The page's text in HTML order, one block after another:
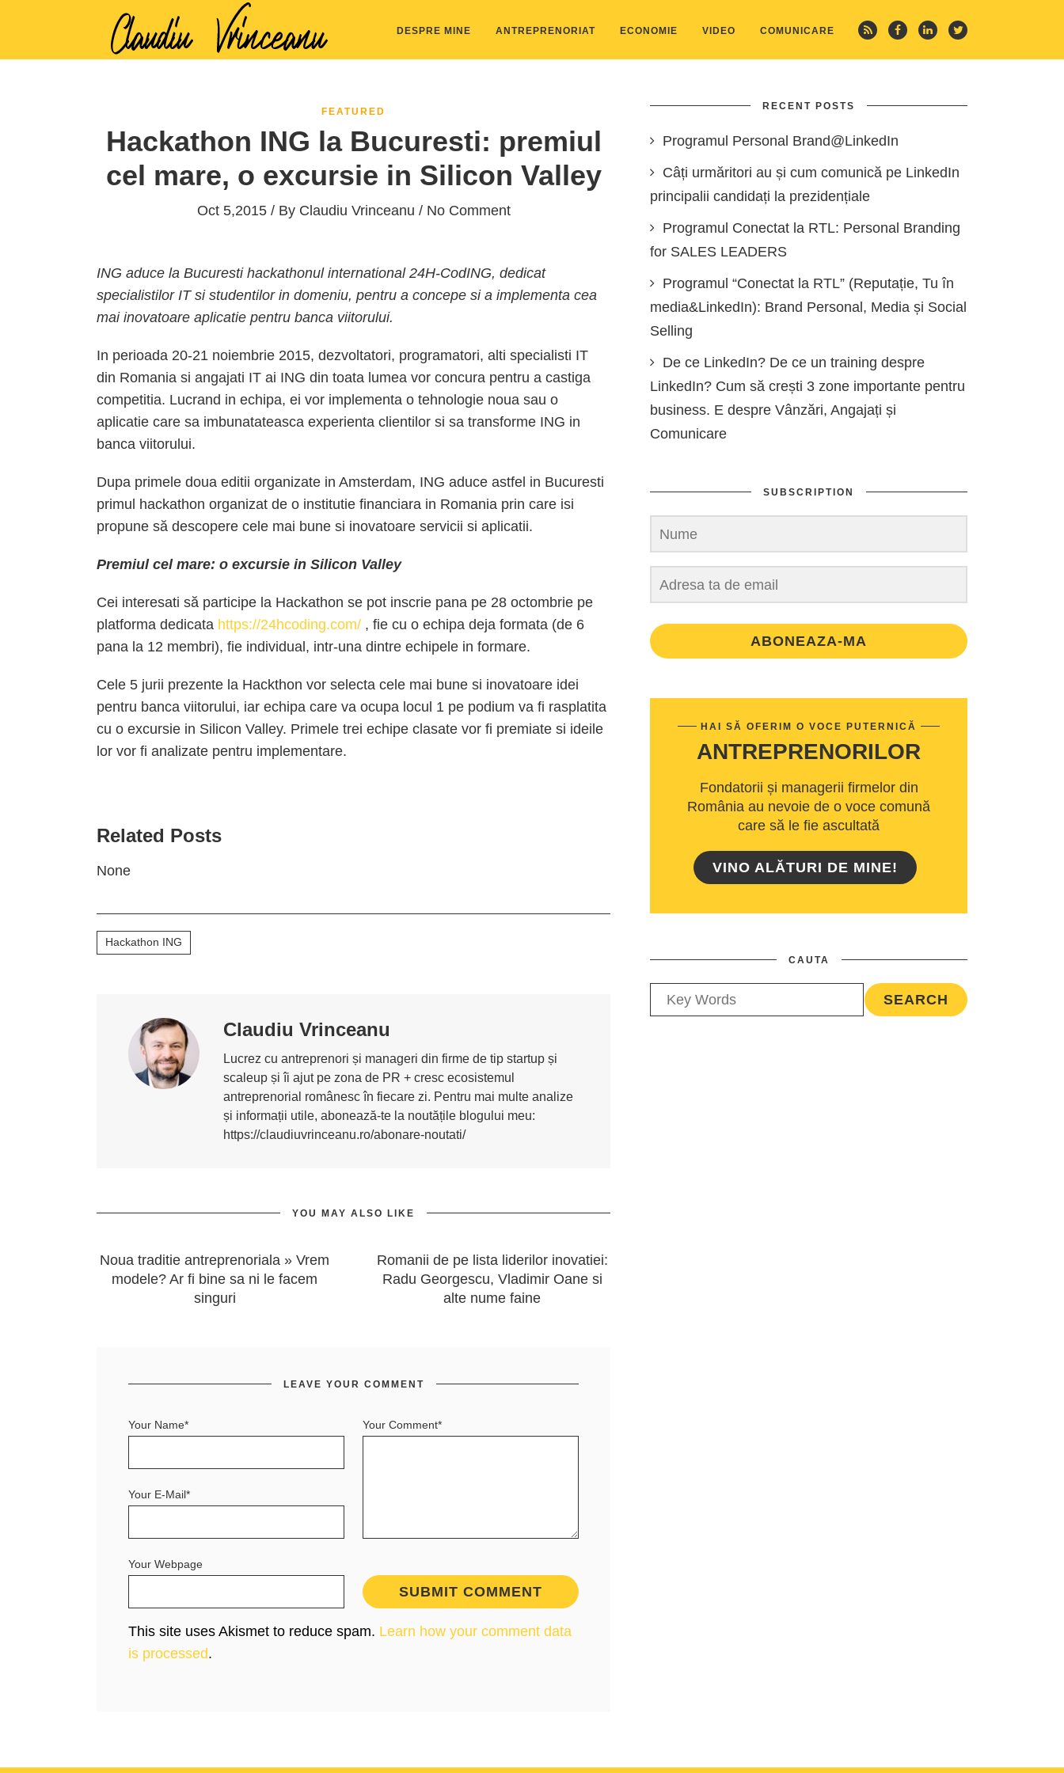
DESPRE MINE ANTREPRENORIAT ECONOMIE VIDEO COMUNICARE
FEATURED
Hackathon ING la Bucuresti: premiul
cel mare, o excursie in Silicon Valley
Oct 5,2015 / By Claudiu Vrinceanu / No Comment
ING aduce la Bucuresti hackathonul international 24H-CodING, dedicat
specialistilor IT si studentilor in domeniu, pentru a concepe si a implementa cea
mai inovatoare aplicatie pentru banca viitorului.
In perioada 20-21 noiembrie 2015, dezvoltatori, programatori, alti specialisti IT
din Romania si angajati IT ai ING din toata lumea vor concura pentru a castiga
competitia. Lucrand in echipa, ei vor implementa o tehnologie noua sau o
aplicatie care sa imbunatateasca experienta clientilor si sa transforme ING in
banca viitorului.
Dupa primele doua editii organizate in Amsterdam, ING aduce astfel in Bucuresti
primul hackathon organizat de o institutie financiara in Romania prin care isi
propune să descopere cele mai bune si inovatoare servicii si aplicatii.
Premiul cel mare: o excursie in Silicon Valley
Cei interesati să participe la Hackathon se pot inscrie pana pe 28 octombrie pe
platforma dedicata https://24hcoding.com/ , fie cu o echipa deja formata (de 6
pana la 12 membri), fie individual, intr-una dintre echipele in formare.
Cele 5 jurii prezente la Hackthon vor selecta cele mai bune si inovatoare idei
pentru banca viitorului, iar echipa care va ocupa locul 1 pe podium va fi rasplatita
cu o excursie in Silicon Valley. Primele trei echipe clasate vor fi premiate si ideile
lor vor fi analizate pentru implementare.
Related Posts
None
Hackathon ING
Claudiu Vrinceanu
Lucrez cu antreprenori și manageri din firme de tip startup și
scaleup și îi ajut pe zona de PR + cresc ecosistemul
antreprenorial românesc în fiecare zi. Pentru mai multe analize
și informații utile, abonează-te la noutățile blogului meu:
https://claudiuvrinceanu.ro/abonare-noutati/
YOU MAY ALSO LIKE
Noua traditie antreprenoriala » Vrem
modele? Ar fi bine sa ni le facem
singuri
Romanii de pe lista liderilor inovatiei:
Radu Georgescu, Vladimir Oane si
alte nume faine
LEAVE YOUR COMMENT
Your Comment*
Your Name*
Your E-Mail*
Your Webpage
This site uses Akismet to reduce spam. Learn how your comment data
is processed.
RECENT POSTS
Programul Personal Brand@LinkedIn
Câți urmăritori au și cum comunică pe LinkedIn
principalii candidați la prezidențiale
Programul Conectat la RTL: Personal Branding
for SALES LEADERS
Programul “Conectat la RTL” (Reputație, Tu în
media&LinkedIn): Brand Personal, Media și Social
Selling
De ce LinkedIn? De ce un training despre
LinkedIn? Cum să crești 3 zone importante pentru
business. E despre Vânzări, Angajați și
Comunicare
SUBSCRIPTION
ABONEAZA-MA
HAI SĂ OFERIM O VOCE PUTERNICĂ
ANTREPRENORILOR
Fondatorii și managerii firmelor din
România au nevoie de o voce comună
care să le fie ascultată
VINO ALĂTURI DE MINE!
CAUTA